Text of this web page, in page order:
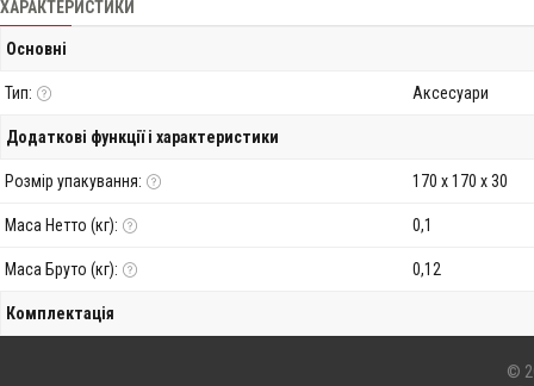
ХАРАКТЕРИСТИКИ
Основні
Тип: Аксесуари
Додаткові функції і характеристики
Розмір упакування: 170 х 170 х 30
Маса Нетто (кг): 0,1
Маса Бруто (кг): 0,12
Комплектація
©